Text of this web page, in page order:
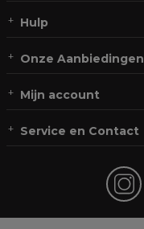
Hulp
Onze Aanbiedingen
Mijn account
Service en Contact